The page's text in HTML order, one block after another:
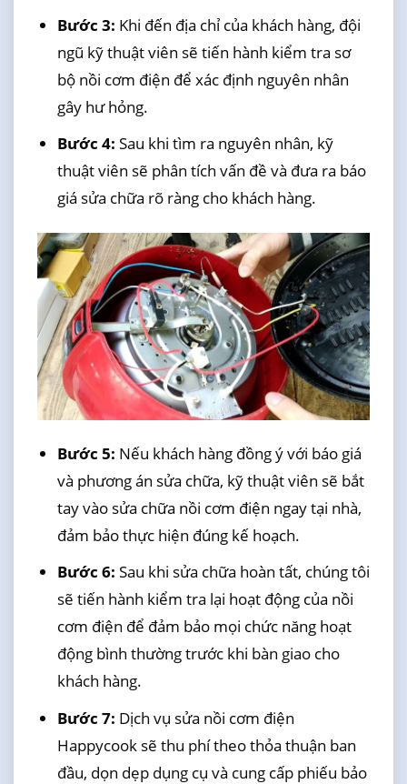
Bước 3: Khi đến địa chỉ của khách hàng, đội
ngũ kỹ thuật viên sẽ tiến hành kiểm tra sơ
bộ nồi cơm điện để xác định nguyên nhân
gây hư hỏng.
Bước 4: Sau khi tìm ra nguyên nhân, kỹ
thuật viên sẽ phân tích vấn đề và đưa ra báo
giá sửa chữa rõ ràng cho khách hàng.
Bước 5: Nếu khách hàng đồng ý với báo giá
và phương án sửa chữa, kỹ thuật viên sẽ bắt
tay vào sửa chữa nồi cơm điện ngay tại nhà,
đảm bảo thực hiện đúng kế hoạch.
Bước 6: Sau khi sửa chữa hoàn tất, chúng tôi
sẽ tiến hành kiểm tra lại hoạt động của nồi
cơm điện để đảm bảo mọi chức năng hoạt
động bình thường trước khi bàn giao cho
khách hàng.
Bước 7: Dịch vụ sửa nồi cơm điện
Happycook sẽ thu phí theo thỏa thuận ban
đầu, dọn dẹp dụng cụ và cung cấp phiếu bảo